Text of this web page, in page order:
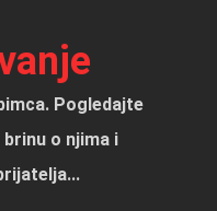
Pogledajte
o njima i